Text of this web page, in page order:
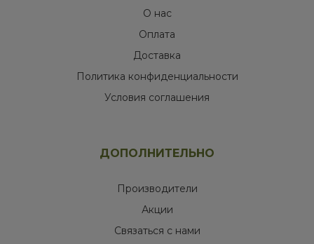
О нас
Оплата
Доставка
Политика конфиденциальности
Условия соглашения
ДОПОЛНИТЕЛЬНО
Производители
Акции
Связаться с нами